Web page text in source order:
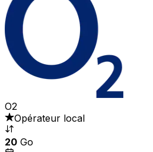
O2
Opérateur local
20 Go